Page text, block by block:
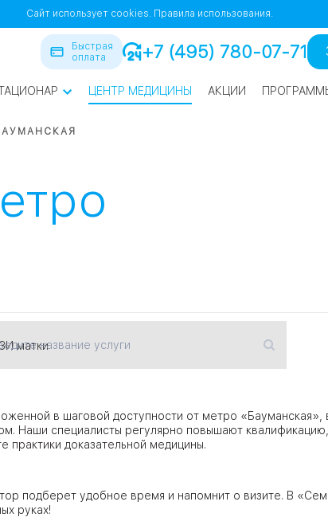
СВАО
ЦАО
Сайт использует cookies. Правила использования.
Быстрая
оплата
+7 (495) 780-07-71
ЦЕНТР МЕДИЦИНЫ АКЦИИ
название услуги
в шаговой доступности от метро «Бауманская»,
Наши специалисты регулярно повышают квалификацию,
доказательной медицины.
подберет удобное время и напомнит о визите. В
руках!